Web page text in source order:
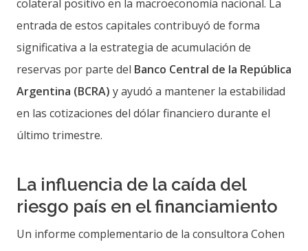
colateral positivo en la macroeconomía nacional. La
entrada de estos capitales contribuyó de forma
significativa a la estrategia de acumulación de
reservas por parte del Banco Central de la República
Argentina (BCRA) y ayudó a mantener la estabilidad
en las cotizaciones del dólar financiero durante el
último trimestre.
La influencia de la caída del
riesgo país en el financiamiento
Un informe complementario de la consultora Cohen